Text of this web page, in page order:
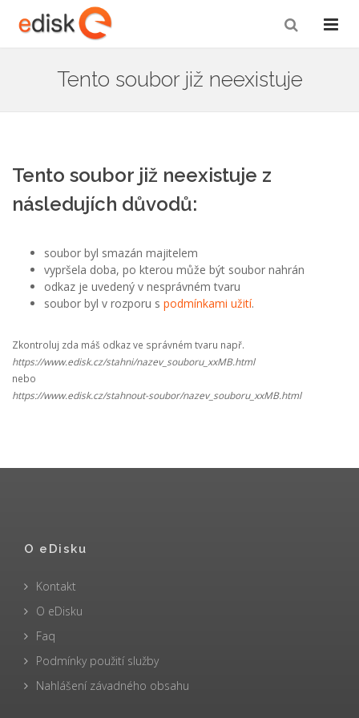
Tento soubor již neexistuje
Tento soubor již neexistuje z
následujích důvodů:
soubor byl smazán majitelem
vypršela doba, po kterou může být soubor nahrán
odkaz je uvedený v nesprávném tvaru
soubor byl v rozporu s podmínkami užití.
Zkontroluj zda máš odkaz ve správném tvaru např.
https://www.edisk.cz/stahni/nazev_souboru_xxMB.html
nebo
https://www.edisk.cz/stahnout-soubor/nazev_souboru_xxMB.html
O eDisku
Kontakt
O eDisku
Faq
Podmínky použití služby
Nahlášení závadného obsahu